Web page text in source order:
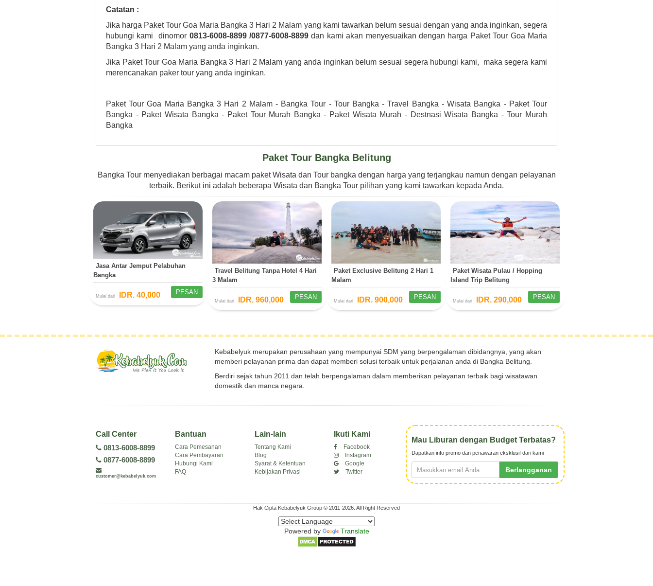
Catatan :
Jika harga Paket Tour Goa Maria Bangka 3 Hari 2 Malam yang kami tawarkan belum sesuai dengan yang anda inginkan, segera
hubungi kami dinomor 0813-6008-8899 /0877-6008-8899 dan kami akan menyesuaikan dengan harga Paket Tour Goa Maria
Bangka 3 Hari 2 Malam yang anda inginkan.
Jika Paket Tour Goa Maria Bangka 3 Hari 2 Malam yang anda inginkan belum sesuai segera hubungi kami, maka segera kami
merencanakan paker tour yang anda inginkan.
Paket Tour Goa Maria Bangka 3 Hari 2 Malam - Bangka Tour - Tour Bangka - Travel Bangka - Wisata Bangka - Paket Tour
Bangka - Paket Wisata Bangka - Paket Tour Murah Bangka - Paket Wisata Murah - Destnasi Wisata Bangka - Tour Murah
Bangka
Paket Tour Bangka Belitung
Bangka Tour menyediakan berbagai macam paket Wisata dan Tour bangka dengan harga yang terjangkau namun dengan pelayanan
terbaik. Berikut ini adalah beberapa Wisata dan Bangka Tour pilihan yang kami tawarkan kepada Anda.
Jasa Antar Jemput Pelabuhan
Bangka
PESAN
Mulai dari IDR. 40,000
Travel Belitung Tanpa Hotel 4 Hari
3 Malam
PESAN
Mulai dari IDR. 960,000
Paket Exclusive Belitung 2 Hari 1
Malam
PESAN
Mulai dari IDR. 900,000
Paket Wisata Pulau / Hopping
Island Trip Belitung
PESAN
Mulai dari IDR. 290,000
Kebabelyuk merupakan perusahaan yang mempunyai SDM yang berpengalaman dibidangnya, yang akan
memberi pelayanan prima dan dapat memberi solusi terbaik untuk perjalanan anda di Bangka Belitung.
Berdiri sejak tahun 2011 dan telah berpengalaman dalam memberikan pelayanan terbaik bagi wisatawan
domestik dan manca negara.
Call Center
0813-6008-8899
0877-6008-8899
customer@kebabelyuk.com
Bantuan
Cara Pemesanan
Cara Pembayaran
Hubungi Kami
FAQ
Lain-lain
Tentang Kami
Blog
Syarat & Ketentuan
Kebijakan Privasi
Ikuti Kami
Facebook
Instagram
Google
Twitter
Mau Liburan dengan Budget Terbatas?
Dapatkan info promo dan penawaran eksklusif dari kami
Berlangganan
Hak Cipta Kebabelyuk Group © 2011-2026. All Right Reserved
Powered by Translate